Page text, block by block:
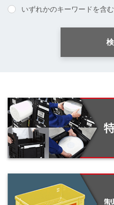
いずれかのキーワードを含む